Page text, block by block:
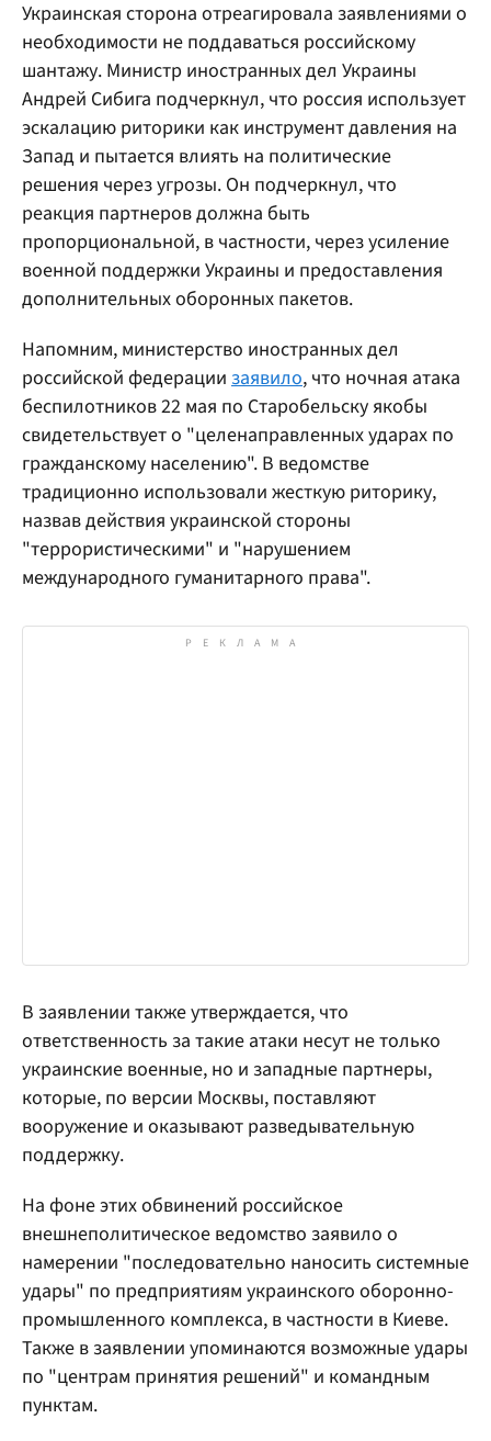
Украинская сторона отреагировала заявлениями о
необходимости не поддаваться российскому
шантажу. Министр иностранных дел Украины
Андрей Сибига подчеркнул, что россия использует
эскалацию риторики как инструмент давления на
Запад и пытается влиять на политические
решения через угрозы. Он подчеркнул, что
реакция партнеров должна быть
пропорциональной, в частности, через усиление
военной поддержки Украины и предоставления
дополнительных оборонных пакетов.
Напомним, министерство иностранных дел
российской федерации заявило, что ночная атака
беспилотников 22 мая по Старобельску якобы
свидетельствует о "целенаправленных ударах по
гражданскому населению". В ведомстве
традиционно использовали жесткую риторику,
назвав действия украинской стороны
"террористическими" и "нарушением
международного гуманитарного права".
В заявлении также утверждается, что
ответственность за такие атаки несут не только
украинские военные, но и западные партнеры,
которые, по версии Москвы, поставляют
вооружение и оказывают разведывательную
поддержку.
На фоне этих обвинений российское
внешнеполитическое ведомство заявило о
намерении "последовательно наносить системные
удары" по предприятиям украинского оборонно-
промышленного комплекса, в частности в Киеве.
Также в заявлении упоминаются возможные удары
по "центрам принятия решений" и командным
пунктам.